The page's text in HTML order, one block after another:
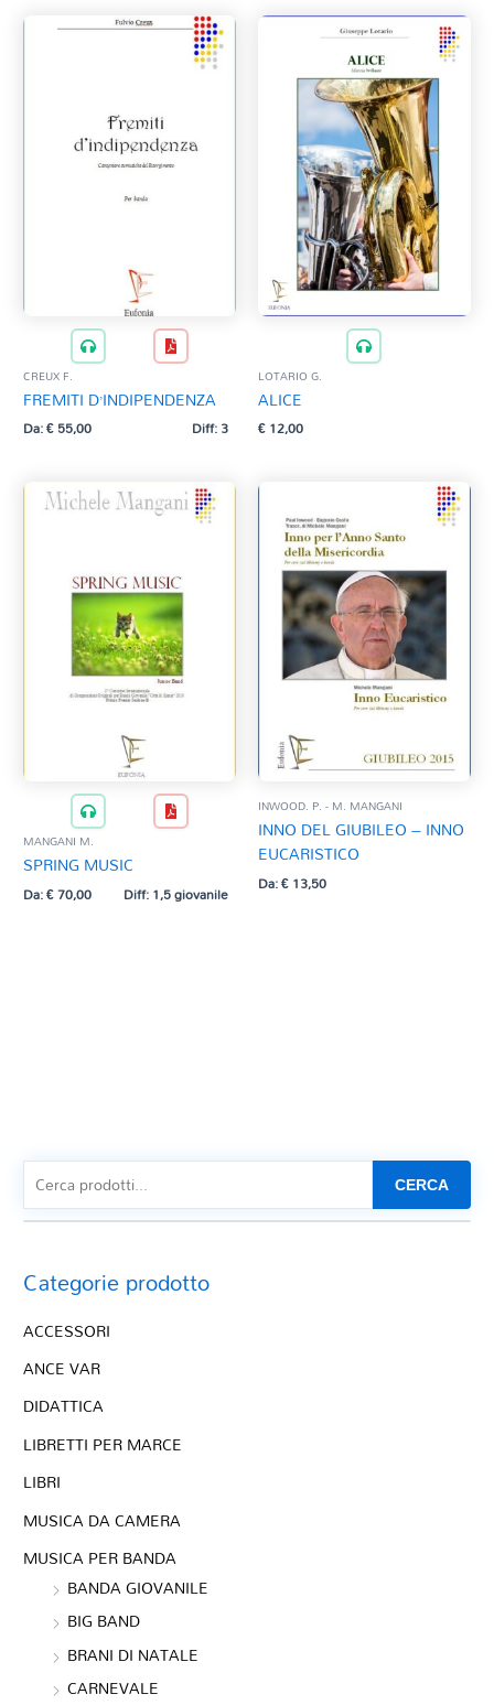
CREUX F.
FREMITI D’INDIPENDENZA
Da:€55,00 Diff: 3
LOTARIO G.
ALICE
€12,00
MANGANI M.
SPRING MUSIC
Da:€70,00 Diff: 1,5 giovanile
INWOOD. P. - M. MANGANI
INNO DEL GIUBILEO – INNO
EUCARISTICO
Da:€13,50
CERCA
Categorie prodotto
ACCESSORI
ANCE VAR
DIDATTICA
LIBRETTI PER MARCE
LIBRI
MUSICA DA CAMERA
MUSICA PER BANDA
BANDA GIOVANILE
BIG BAND
BRANI DI NATALE
CARNEVALE